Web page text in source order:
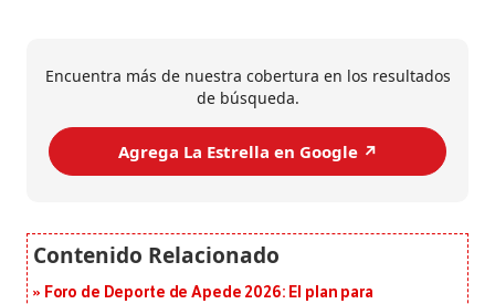
Encuentra más de nuestra cobertura en los resultados
de búsqueda.
Agrega La Estrella en Google ↗️
Foro de Deporte de Apede 2026: El plan para